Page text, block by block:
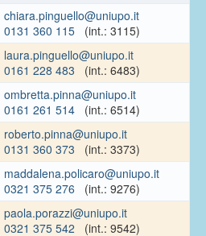
chiara.pinguello@uniupo.it
0131 360 115
(int.: 3115)
laura.pinguello@uniupo.it
0161 228 483
(int.: 6483)
ombretta.pinna@uniupo.it
0161 261 514
(int.: 6514)
roberto.pinna@uniupo.it
0131 360 373
(int.: 3373)
maddalena.policaro@uniupo.it
0321 375 276
(int.: 9276)
paola.porazzi@uniupo.it
0321 375 542
(int.: 9542)